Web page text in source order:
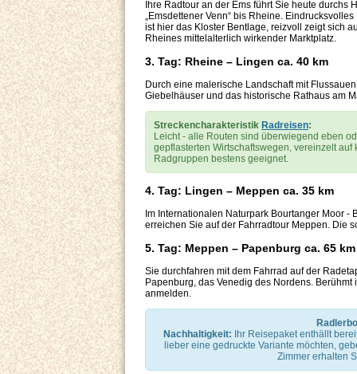
Ihre Radtour an der Ems führt Sie heute durchs
„Emsdettener Venn“ bis Rheine.
ist hier das Kloster Bentlage, reizvoll zeigt sich
Rheines mittelalterlich wirkender Marktplatz.
3. Tag: Rheine – Lingen ca. 40 km
Durch eine malerische Landschaft mit
Giebelhäuser und das historische Rathaus am
Streckencharakteristik Radreisen:
Leicht - alle Routen sind überwiegend eben
gepflasterten Wirtschaftswegen, vereinzelt
Radgruppen bestens geeignet.
4. Tag: Lingen – Meppen ca. 35 km
Im Internationalen Naturpark Bourtanger Moor
erreichen Sie auf der Fahrradtour Meppen. Die
5. Tag: Meppen – Papenburg ca. 65 km
Sie durchfahren mit dem Fahrrad auf der
Papenburg, das Venedig des Nordens.
anmelden.
Nachhaltigkeit:
Ihr Reisepaket enthällt
lieber eine gedruckte Variante möchten,
Zimmer erhalten